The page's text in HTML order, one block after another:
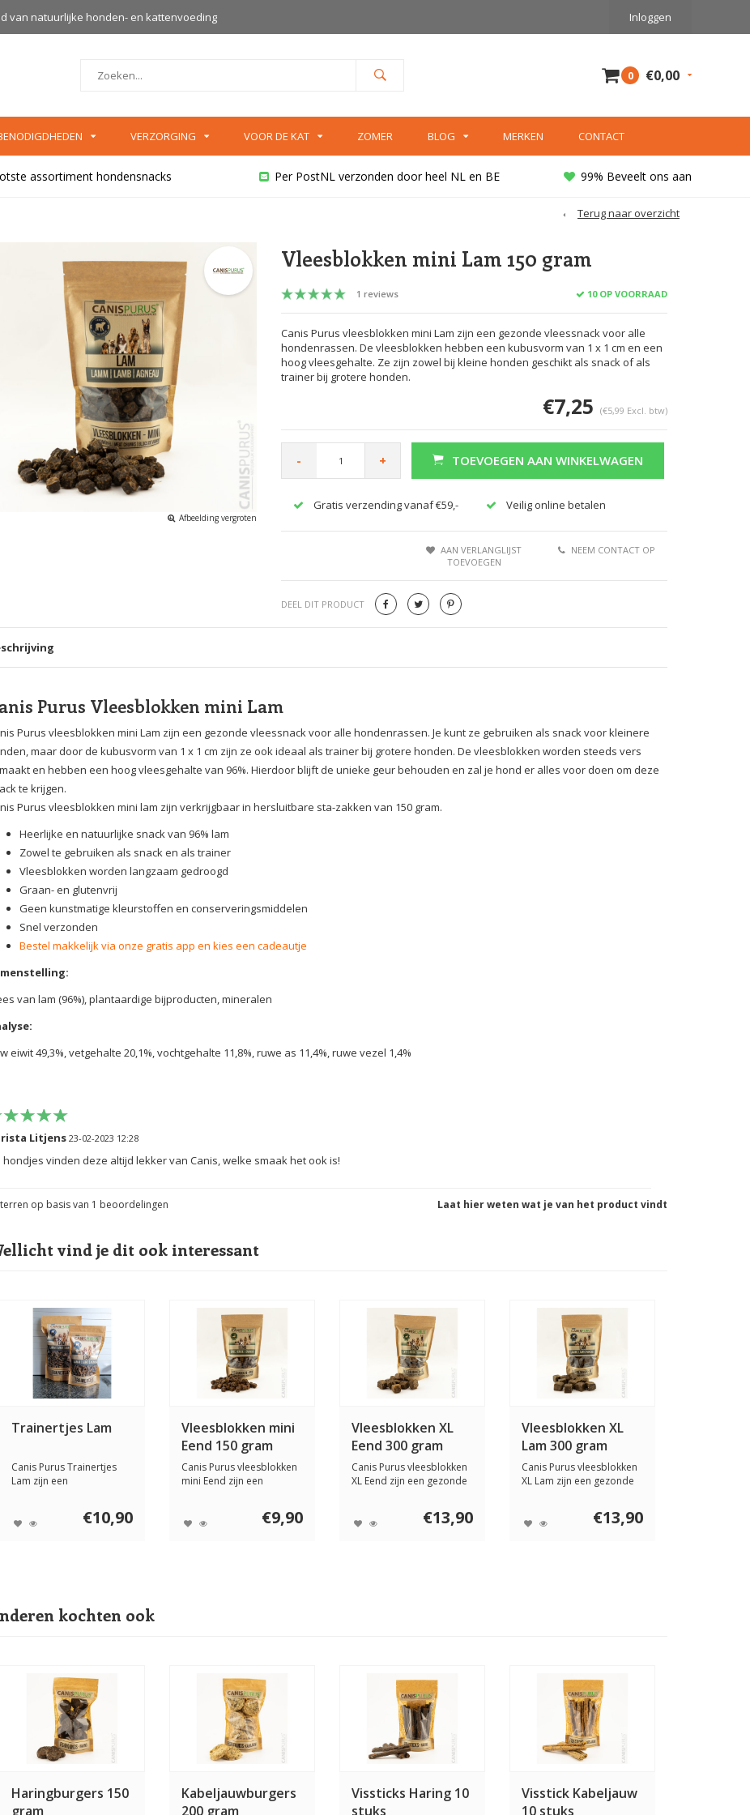
van natuurlijke honden- en kattenvoeding Inloggen
0 €0,00
VERZORGING VOOR DE KAT ZOMER BLOG MERKEN CONTACT
assortiment hondensnacks Per PostNL verzonden door heel NL en BE 99% Beveelt ons aan
Terug naar overzicht
Afbeelding vergroten
Vleesblokken mini Lam 150 gram
1 reviews 10 OP VOORRAAD
Canis Purus vleesblokken mini Lam zijn een gezonde vleessnack voor alle
hondenrassen. De vleesblokken hebben een kubusvorm van 1 x 1 cm en een
hoog vleesgehalte. Ze zijn zowel bij kleine honden geschikt als snack of als
trainer bij grotere honden.
€7,25 (€5,99 Excl. btw)
- + TOEVOEGEN AAN WINKELWAGEN
Gratis verzending vanaf €59,- Veilig online betalen
AAN VERLANGLIJST
TOEVOEGEN
NEEM CONTACT OP
DEEL DIT PRODUCT
Purus Vleesblokken mini Lam
Purus vleesblokken mini Lam zijn een gezonde vleessnack voor alle hondenrassen. Je kunt ze gebruiken als snack voor kleinere
maar door de kubusvorm van 1 x 1 cm zijn ze ook ideaal als trainer bij grotere honden. De vleesblokken worden steeds vers
en hebben een hoog vleesgehalte van 96%. Hierdoor blijft de unieke geur behouden en zal je hond er alles voor doen om deze
te krijgen.
Purus vleesblokken mini lam zijn verkrijgbaar in hersluitbare sta-zakken van 150 gram.
Heerlijke en natuurlijke snack van 96% lam
Zowel te gebruiken als snack en als trainer
Vleesblokken worden langzaam gedroogd
Graan- en glutenvrij
Geen kunstmatige kleurstoffen en conserveringsmiddelen
Snel verzonden
Bestel makkelijk via onze gratis app en kies een cadeautje
van lam (96%), plantaardige bijproducten, mineralen
eiwit 49,3%, vetgehalte 20,1%, vochtgehalte 11,8%, ruwe as 11,4%, ruwe vezel 1,4%
Litjens23-02-2023 12:28
hondjes vinden deze altijd lekker van Canis, welke smaak het ook is!
Laat hier weten wat je van het product vindt
op basis van 1 beoordelingen
vind je dit ook interessant
Trainertjes Lam
Canis Purus Trainertjes
Lam zijn een
€10,90
Vleesblokken mini
Eend 150 gram
Canis Purus vleesblokken
mini Eend zijn een
€9,90
Vleesblokken XL
Eend 300 gram
Canis Purus vleesblokken
XL Eend zijn een gezonde
€13,90
Vleesblokken XL
Lam 300 gram
Canis Purus vleesblokken
XL Lam zijn een gezonde
€13,90
kochten ook
Haringburgers 150
gram
Kabeljauwburgers
200 gram
Vissticks Haring 10
stuks
Visstick Kabeljauw
10 stuks